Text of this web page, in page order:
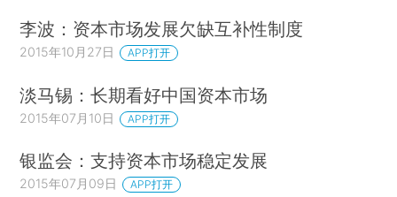
李波：资本市场发展欠缺互补性制度
2015年10月27日 APP打开
淡马锡：长期看好中国资本市场
2015年07月10日 APP打开
银监会：支持资本市场稳定发展
2015年07月09日 APP打开